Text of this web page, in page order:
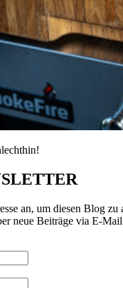
an, um diesen Blog zu
neue Beiträge via E-